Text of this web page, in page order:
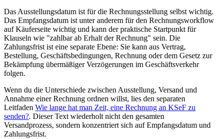
Das Ausstellungsdatum ist für die Rechnungsstellung selbst wichtig.
Das Empfangsdatum ist unter anderem für den Rechnungsworkflow
auf Käuferseite wichtig und kann der praktische Startpunkt für
Klauseln wie "zahlbar ab Erhalt der Rechnung" sein. Die
Zahlungsfrist ist eine separate Ebene: Sie kann aus Vertrag,
Bestellung, Geschäftsbedingungen, Rechnung oder dem Gesetz zur
Bekämpfung übermäßiger Verzögerungen im Geschäftsverkehr
folgen.
Wenn du die Unterschiede zwischen Ausstellung, Versand und
Annahme einer Rechnung ordnen willst, lies den separaten
Leitfaden Wie lange hat man Zeit, eine Rechnung an KSeF zu
senden?. Dieser Text wiederholt nicht den gesamten
Versandprozess, sondern konzentriert sich auf Empfangsdatum und
Zahlungsfrist.